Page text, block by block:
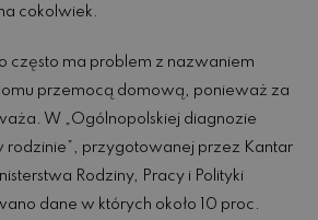
cokolwiek.
często ma problem z nazwaniem
przemocą domową, ponieważ za
W „Ogólnopolskiej diagnozie
rodzinie”, przygotowanej przez Kantar
Rodziny, Pracy i Polityki
dane w których około 10 proc.